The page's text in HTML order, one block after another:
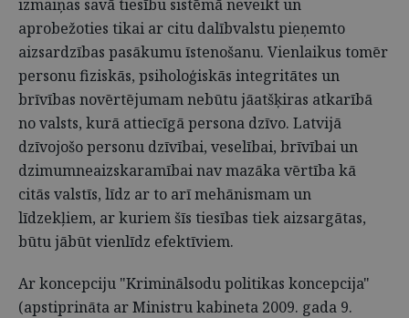
izmaiņas savā tiesību sistēmā neveikt un
aprobežoties tikai ar citu dalībvalstu pieņemto
aizsardzības pasākumu īstenošanu. Vienlaikus tomēr
personu fiziskās, psiholoģiskās integritātes un
brīvības novērtējumam nebūtu jāatšķiras atkarībā
no valsts, kurā attiecīgā persona dzīvo. Latvijā
dzīvojošo personu dzīvībai, veselībai, brīvībai un
dzimumneaizskaramībai nav mazāka vērtība kā
citās valstīs, līdz ar to arī mehānismam un
līdzekļiem, ar kuriem šīs tiesības tiek aizsargātas,
būtu jābūt vienlīdz efektīviem.
Ar koncepciju "Kriminālsodu politikas koncepcija"
(apstiprināta ar Ministru kabineta 2009. gada 9.